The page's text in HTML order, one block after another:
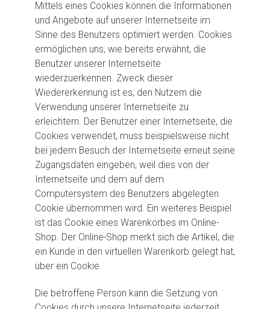
Mittels eines Cookies können die Informationen
und Angebote auf unserer Internetseite im
Sinne des Benutzers optimiert werden. Cookies
ermöglichen uns, wie bereits erwähnt, die
Benutzer unserer Internetseite
wiederzuerkennen. Zweck dieser
Wiedererkennung ist es, den Nutzern die
Verwendung unserer Internetseite zu
erleichtern. Der Benutzer einer Internetseite, die
Cookies verwendet, muss beispielsweise nicht
bei jedem Besuch der Internetseite erneut seine
Zugangsdaten eingeben, weil dies von der
Internetseite und dem auf dem
Computersystem des Benutzers abgelegten
Cookie übernommen wird. Ein weiteres Beispiel
ist das Cookie eines Warenkorbes im Online-
Shop. Der Online-Shop merkt sich die Artikel, die
ein Kunde in den virtuellen Warenkorb gelegt hat,
über ein Cookie.
Die betroffene Person kann die Setzung von